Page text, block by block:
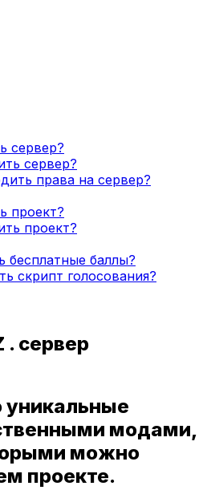
сервер?
сервер?
права на сервер?
проект?
проект?
бесплатные баллы?
скрипт голосования?
. сервер
уникальные
модами,
можно
проекте.